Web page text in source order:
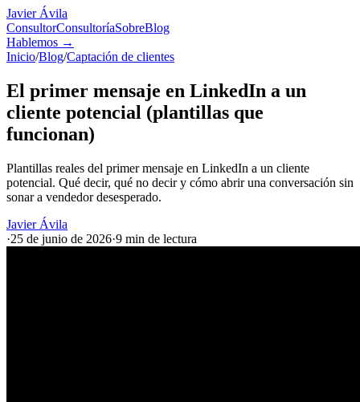
Javier Ávila
ConsultorConsultoríaSobreBlog
Hablemos →
Inicio/Blog/Captación de clientes
El primer mensaje en LinkedIn a un
cliente potencial (plantillas que
funcionan)
Plantillas reales del primer mensaje en LinkedIn a un cliente
potencial. Qué decir, qué no decir y cómo abrir una conversación sin
sonar a vendedor desesperado.
Javier Ávila
·25 de junio de 2026·9 min de lectura